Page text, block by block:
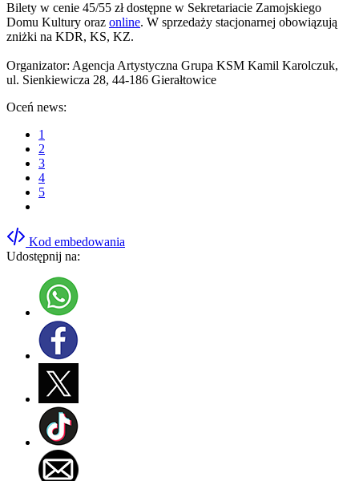
Bilety w cenie 45/55 zł dostępne w Sekretariacie Zamojskiego
Domu Kultury oraz online. W sprzedaży stacjonarnej obowiązują
zniżki na KDR, KS, KZ.
Organizator: Agencja Artystyczna Grupa KSM Kamil Karolczuk,
ul. Sienkiewicza 28, 44-186 Gierałtowice
Oceń news:
1
2
3
4
5
Kod embedowania
Udostępnij na: